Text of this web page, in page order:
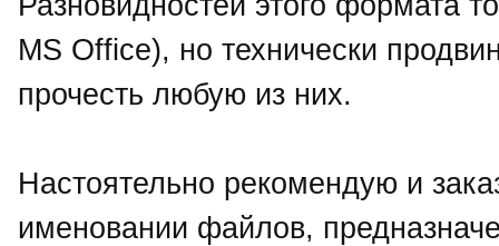
MS Office), но технически
прочесть любую из них.
Настоятельно рекомендую и
именовании файлов,